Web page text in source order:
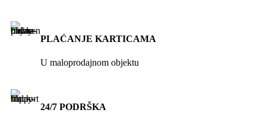
PLAĆANJE KARTICAMA
U maloprodajnom objektu
24/7 PODRŠKA